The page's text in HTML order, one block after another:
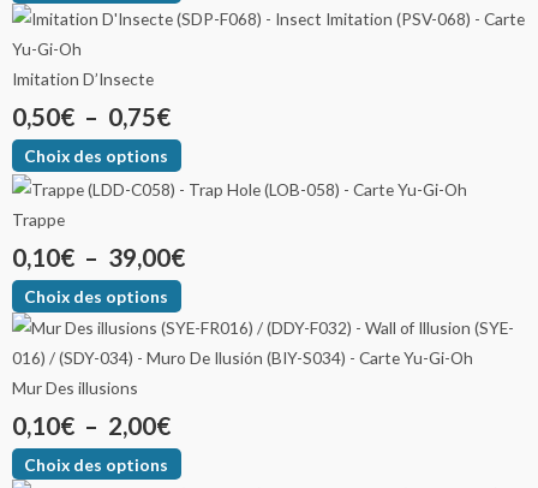
Imitation D’Insecte
0,50€ – 0,75€
Choix des options
Trappe
0,10€ – 39,00€
Choix des options
Mur Des illusions
0,10€ – 2,00€
Choix des options